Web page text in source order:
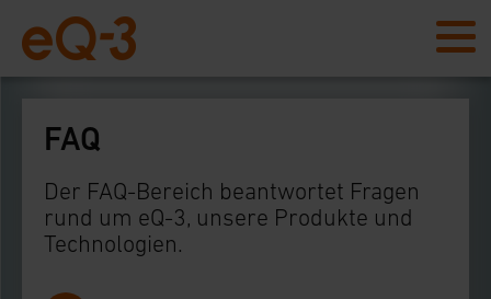
FAQ
Der FAQ-Bereich beantwortet Fragen
rund um eQ-3, unsere Produkte und
Technologien.